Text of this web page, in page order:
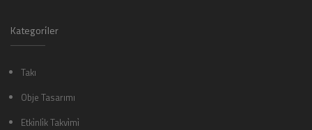
Kategori̇ler
Takı
Obje Tasarımı
Etki̇nli̇k Takvi̇mi̇